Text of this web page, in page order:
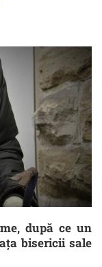
după ce un
bisericii sale